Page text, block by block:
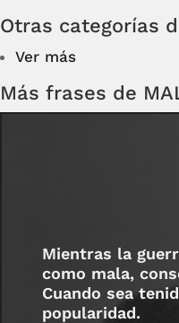
Otras categorías
Ver más
Más frases de
Mientras la
como mala,
Cuando sea
popularidad.